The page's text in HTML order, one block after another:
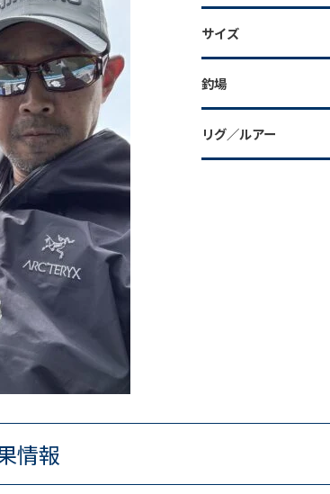
サイズ
釣場
リグ／ルアー
情報